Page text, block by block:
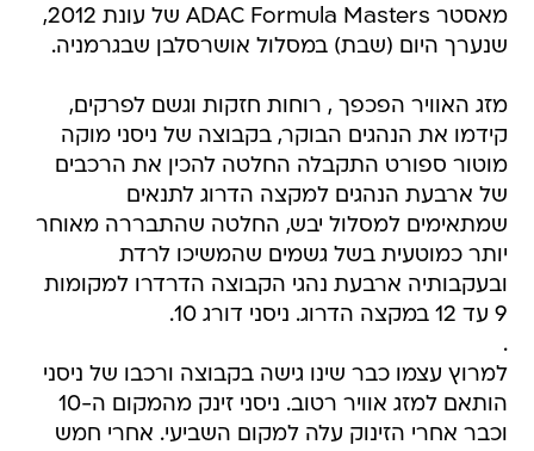
מאסטר ADAC Formula Masters של עונת 2012,
שנערך היום (שבת) במסלול אושרסלבן שבגרמניה.
מזג האוויר הפכפך , רוחות חזקות וגשם לפרקים,
קידמו את הנהגים הבוקר, בקבוצה של ניסני מוקה
מוטור ספורט התקבלה החלטה להכין את הרכבים
של ארבעת הנהגים למקצה הדרוג לתנאים
שמתאימים למסלול יבש, החלטה שהתבררה מאוחר
יותר כמוטעית בשל גשמים שהמשיכו לרדת
ובעקבותיה ארבעת נהגי הקבוצה הדרדרו למקומות
9 עד 12 במקצה הדרוג. ניסני דורג 10.
.
למרוץ עצמו כבר שינו גישה בקבוצה ורכבו של ניסני
הותאם למזג אוויר רטוב. ניסני זינק מהמקום ה-10
וכבר אחרי הזינוק עלה למקום השביעי. אחרי חמש